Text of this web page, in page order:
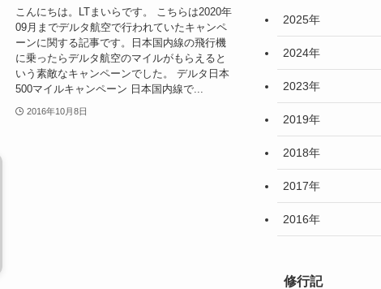
こんにちは。LTまいらです。 こちらは2020年
09月までデルタ航空で行われていたキャンペ
ーンに関する記事です。日本国内線の飛行機
に乗ったらデルタ航空のマイルがもらえると
いう素敵なキャンペーンでした。 デルタ日本
500マイルキャンペーン 日本国内線で...
2016年10月8日
2025年
2024年
2023年
2019年
2018年
2017年
2016年
修行記